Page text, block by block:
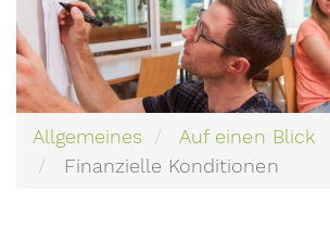
Allgemeines
Auf einen Blick
Finanzielle Konditionen